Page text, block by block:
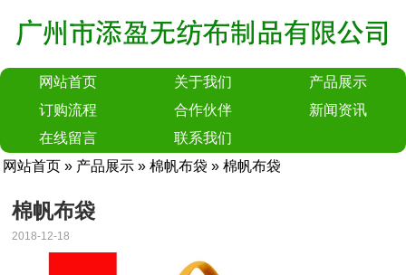
网站首页 关于我们
产品展示
订购流程
合作伙伴
新闻资讯
在线留言
联系我们
网站首页 » 产品展示 » 棉帆布袋 » 棉帆布袋
棉帆布袋
2018-12-18